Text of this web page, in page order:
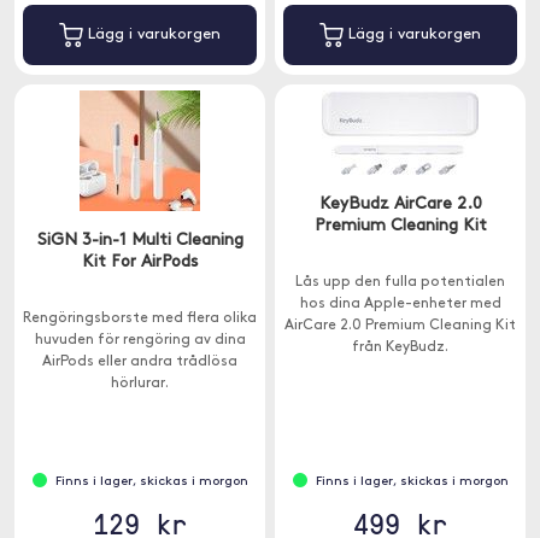
Lägg i varukorgen Lägg i varukorgen
SiGN 3-in-1 Multi Cleaning
Kit For AirPods
Rengöringsborste med flera olika
huvuden för rengöring av dina
AirPods eller andra trådlösa
hörlurar.
Finns i lager, skickas i morgon
129 kr
KeyBudz AirCare 2.0
Premium Cleaning Kit
Lås upp den fulla potentialen
hos dina Apple-enheter med
AirCare 2.0 Premium Cleaning Kit
från KeyBudz.
Finns i lager, skickas i morgon
499 kr